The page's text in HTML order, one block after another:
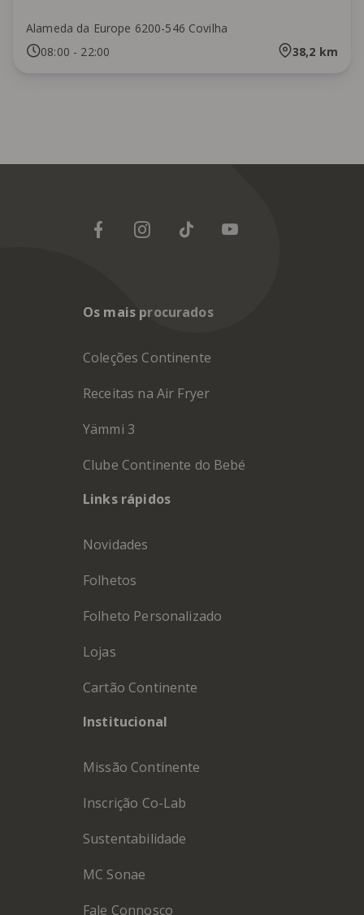
Alameda da Europe 6200-546 Covilha
08:00 - 22:00 38,2 km
Os mais procurados
Coleções Continente
Receitas na Air Fryer
Yämmi 3
Clube Continente do Bebé
Links rápidos
Novidades
Folhetos
Folheto Personalizado
Lojas
Cartão Continente
Institucional
Missão Continente
Inscrição Co-Lab
Sustentabilidade
MC Sonae
Fale Connosco